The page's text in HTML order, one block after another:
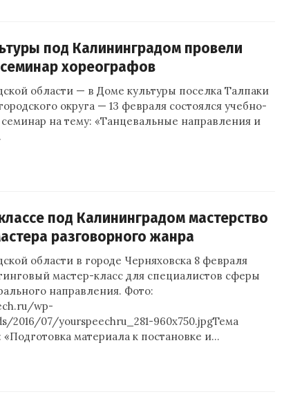
под Калининградом провели
хореографов
области — в Доме культуры поселка Талпаки
округа — 13 февраля состоялся учебно-
на тему: «Танцевальные направления и
под Калининградом мастерство
разговорного жанра
области в городе Черняховска 8 февраля
мастер-класс для специалистов сферы
направления. Фото:
wp-
2016/07/yourspeechru_281-960x750.jpgТема
«Подготовка материала к постановке и…